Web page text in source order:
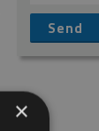
×